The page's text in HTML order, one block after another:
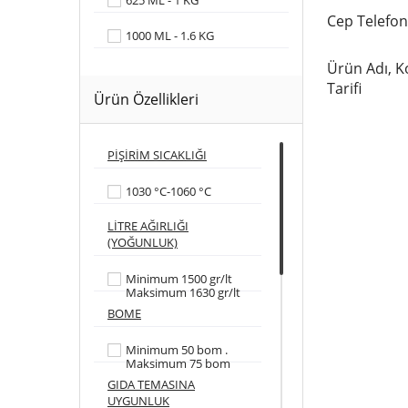
1000 ML - 1.6 KG
Ürün Özellikleri
PİŞİRİM SICAKLIĞI
1030 °C-1060 °C
LİTRE AĞIRLIĞI
(YOĞUNLUK)
Minimum 1500 gr/lt
Maksimum 1630 gr/lt
BOME
Minimum 50 bom .
Maksimum 75 bom
GIDA TEMASINA
UYGUNLUK
Cep
Ürün Adı,
Tarifi